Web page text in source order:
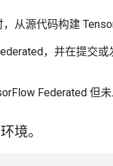
从源代码构建
，并在提交
Federated 但未
境。